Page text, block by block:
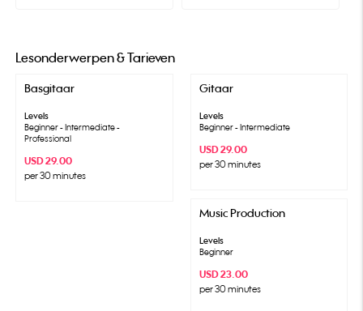
Lesonderwerpen & Tarieven
Basgitaar
Levels
Beginner - Intermediate -
Professional
USD 29.00
per 30 minutes
Gitaar
Levels
Beginner - Intermediate
USD 29.00
per 30 minutes
Music Production
Levels
Beginner
USD 23.00
per 30 minutes